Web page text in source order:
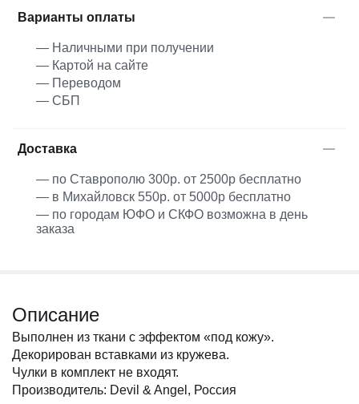
Варианты оплаты
— Наличными при получении
— Картой на сайте
— Переводом
— СБП
Доставка
— по Ставрополю 300р. от 2500р бесплатно
— в Михайловск 550р. от 5000р бесплатно
— по городам ЮФО и СКФО возможна в день
заказа
Описание
Выполнен из ткани с эффектом «под кожу».
Декорирован вставками из кружева.
Чулки в комплект не входят.
Производитель: Devil & Angel, Россия